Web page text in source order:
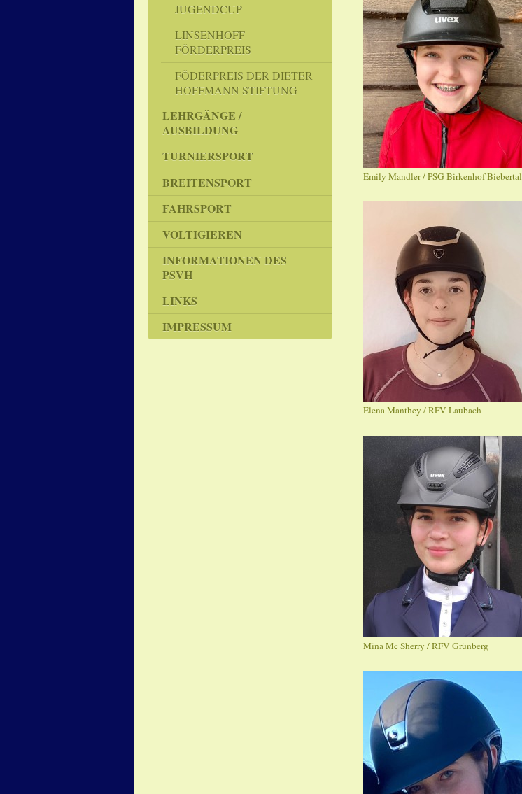
Emily Mandler / PSG Birkenhof Biebertal
Elena Manthey / RFV Laubach
Mina Mc Sherry / RFV Grünberg
JUGENDCUP
LINSENHOFF
FÖRDERPREIS
FÖDERPREIS DER DIETER
HOFFMANN STIFTUNG
LEHRGÄNGE /
AUSBILDUNG
TURNIERSPORT
BREITENSPORT
FAHRSPORT
VOLTIGIEREN
INFORMATIONEN DES
PSVH
LINKS
IMPRESSUM